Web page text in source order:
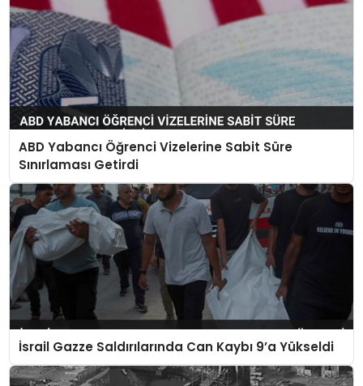
ABD Yabancı Öğrenci Vizelerine Sabit Süre
Sınırlaması Getirdi
İsrail Gazze Saldırılarında Can Kaybı 9’a Yükseldi